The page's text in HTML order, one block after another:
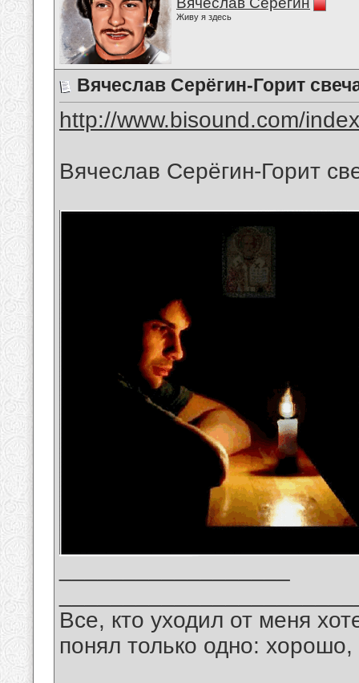
Живу я здесь
Вячеслав Серёгин-Горит
http://www.bisound.com/
Вячеслав Серёгин-Горит
Все, кто уходил от меня
понял только одно: